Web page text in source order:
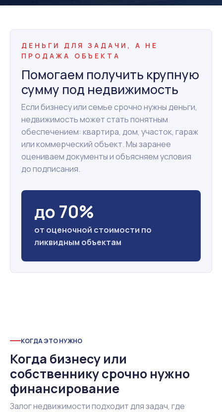
ДЕНЬГИ ДЛЯ ЗАДАЧИ, А НЕ
ПРОДАЖА ОБЪЕКТА
Помогаем получить крупную
сумму под недвижимость
Если бизнесу или семье срочно нужны деньги,
недвижимость может стать понятным
обеспечением: квартира, дом, участок, гараж
или коммерческий объект. Мы заранее
оцениваем документы и объясняем условия
до подписания.
до 70%
от оценочной стоимости по
ликвидным объектам
КОГДА ЭТО НУЖНО
Когда бизнесу или
собственнику срочно нужно
финансирование
Залог недвижимости подходит для задач, где